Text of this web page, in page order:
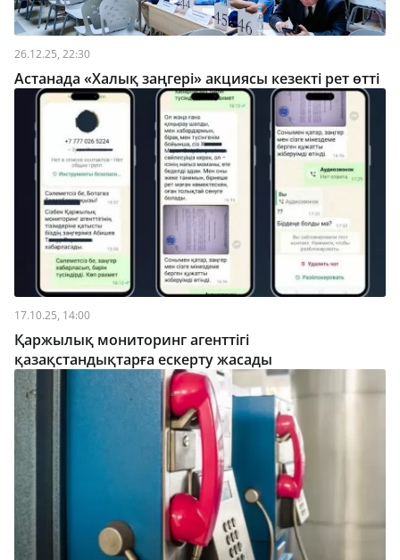
26.12.25, 22:30
Астанада «Халық заңгері» акциясы кезекті рет өтті
17.10.25, 14:00
Қаржылық мониторинг агенттігі
қазақстандықтарға ескерту жасады